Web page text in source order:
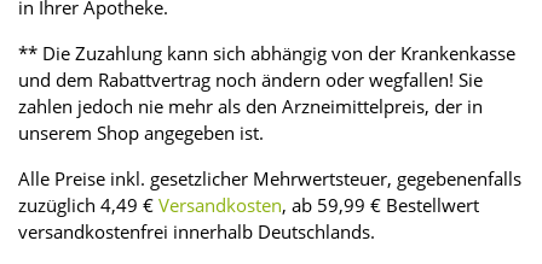
in Ihrer Apotheke.
** Die Zuzahlung kann sich abhängig von der Krankenkasse
und dem Rabattvertrag noch ändern oder wegfallen! Sie
zahlen jedoch nie mehr als den Arzneimittelpreis, der in
unserem Shop angegeben ist.
Alle Preise inkl. gesetzlicher Mehrwertsteuer, gegebenenfalls
zuzüglich 4,49 € Versandkosten, ab 59,99 € Bestellwert
versandkostenfrei innerhalb Deutschlands.